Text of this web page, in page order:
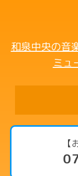
和泉中央の音
ミュ
代表挨拶
コース・料